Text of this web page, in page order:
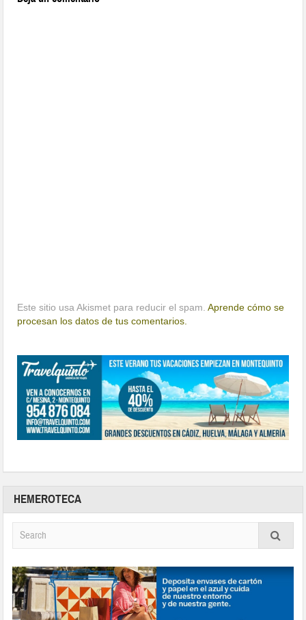
Este sitio usa Akismet para reducir el spam.Aprende cómo se
procesan los datos de tus comentarios.
HEMEROTECA